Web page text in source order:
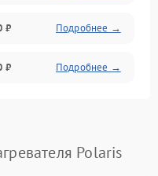
₽ Подробнее →
₽ Подробнее →
Polaris